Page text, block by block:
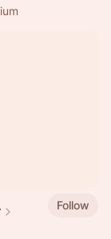
Follow